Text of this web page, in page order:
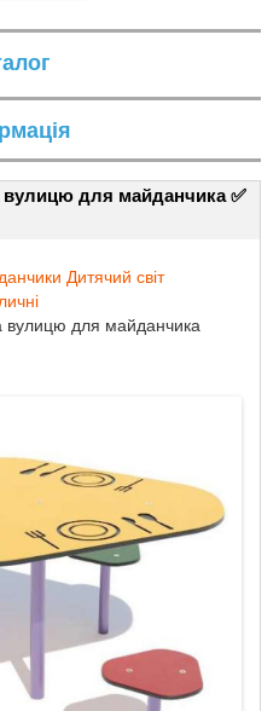
вулицю для майданчика ✅
Дитячий світ
вулицю для майданчика